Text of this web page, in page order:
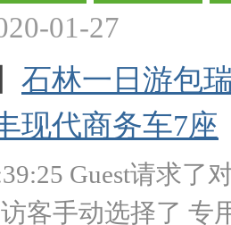
01-27
石林一日游包
现代商务车7座
Guest请求了
客手动选择了 专